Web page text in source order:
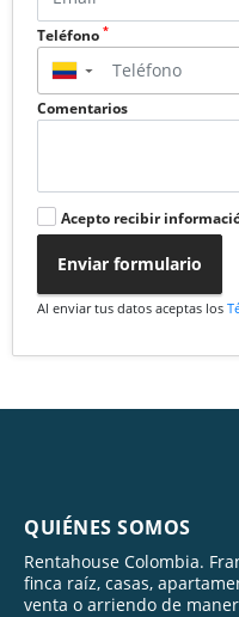
Teléfono *
▼
Comentarios
Acepto recibir
Enviar formulario
Al enviar tus datos aceptas los
QUIÉNES SOMOS
Rentahouse Colombia.
finca raíz, casas,
venta o arriendo de